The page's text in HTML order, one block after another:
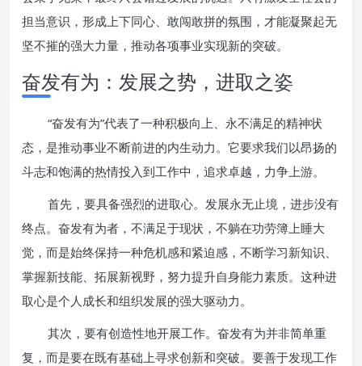
担当意识，形成上下同心、敢闯敢拼的氛围，才能凝聚起无
坚不摧的强大力量，推动各项事业实现新的突破。
奋发有为：发展之势，进取之姿
“奋发有为”代表了一种积极向上、永不满足的精神状
态，是推动事业不断前进的内生动力。它要求我们以昂扬的
斗志和饱满的热情投入到工作中，追求卓越，力争上游。
首先，要具备强烈的进取心。发展永无止境，进步没有
终点。奋发有为者，不满足于现状，不躺在功劳簿上睡大
觉，而是始终保持一种危机感和紧迫感，不断学习新知识、
掌握新技能、拓展新视野，努力提升自身能力素质。这种进
取心是个人成长和组织发展的强大驱动力。
其次，要有创造性地开展工作。奋发有为并非简单重
复，而是要在既有基础上寻求创新和突破。要善于发现工作